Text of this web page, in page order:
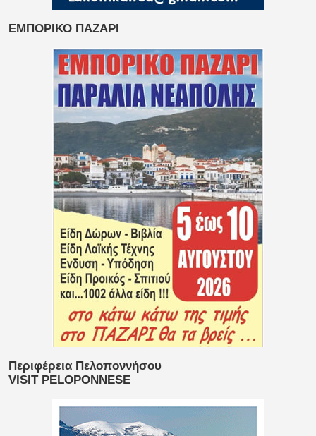
ΕΜΠΟΡΙΚΟ ΠΑΖΑΡΙ
Περιφέρεια Πελοποννήσου
VISIT PELOPONNESE